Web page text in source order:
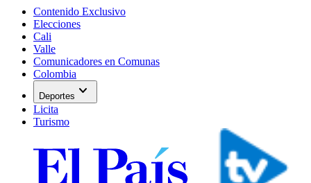
Contenido Exclusivo
Elecciones
Cali
Valle
Comunicadores en Comunas
Colombia
Deportes expand_more
Licita
Turismo